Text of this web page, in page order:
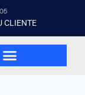
CLIENTE